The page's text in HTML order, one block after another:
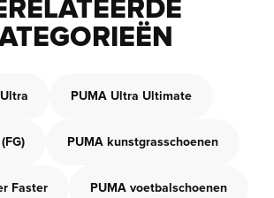
PUMA Ultra Ultimate
PUMA kunstgrasschoenen
Faster PUMA voetbalschoenen